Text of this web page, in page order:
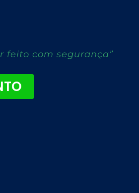
feito com segurança”